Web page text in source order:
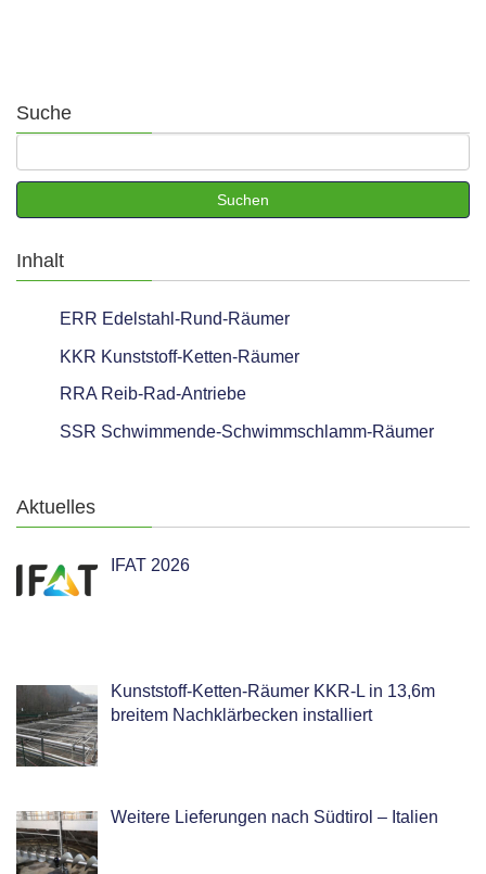
Suche
Inhalt
ERR Edelstahl-Rund-Räumer
KKR Kunststoff-Ketten-Räumer
RRA Reib-Rad-Antriebe
SSR Schwimmende-Schwimmschlamm-Räumer
Aktuelles
IFAT 2026
Kunststoff-Ketten-Räumer KKR-L in 13,6m
breitem Nachklärbecken installiert
Weitere Lieferungen nach Südtirol – Italien